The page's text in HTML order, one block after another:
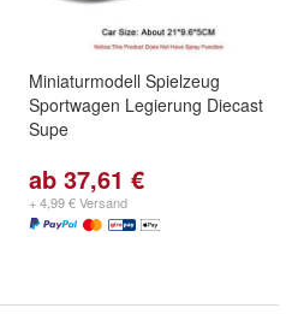
Miniaturmodell Spielzeug
Sportwagen Legierung Diecast
Supe
ab 37,61 €
+ 4,99 € Versand